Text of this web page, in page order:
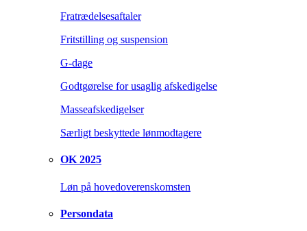
Fratrædelsesaftaler
Fritstilling og suspension
G-dage
Godtgørelse for usaglig afskedigelse
Masseafskedigelser
Særligt beskyttede lønmodtagere
OK 2025
Løn på hovedoverenskomsten
Persondata